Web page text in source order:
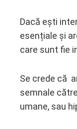
Dacă ești
esențiale și
care sunt fie
Se crede că
semnale
umane, sau